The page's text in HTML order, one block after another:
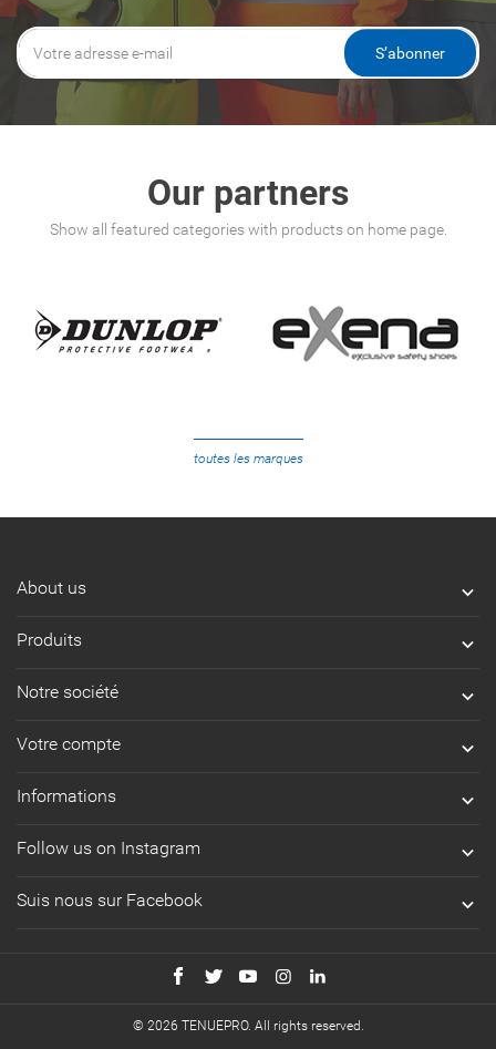
S’abonner
Our partners
Show all featured categories with products on home page.
toutes les marques
About us 
Produits 
Notre société 
Votre compte 
Informations 
Follow us on Instagram 
Suis nous sur Facebook 
© 2026 TENUEPRO. All rights reserved.